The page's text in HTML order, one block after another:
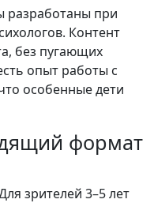
разработаны при
Контент
без пугающих
опыт работы с
особенные дети
формат
зрителей 3–5 лет